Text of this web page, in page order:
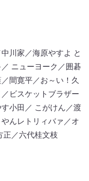
川家／海原やすよ と
ニューヨーク／囲碁
間寛平／お～い！久
ビスケットブラザー
小田／ こがけん／渡
んレトリィバァ／オ
正／六代桂文枝